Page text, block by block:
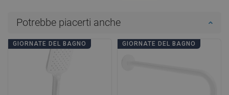
Potrebbe piacerti anche
GIORNATE DEL BAGNO GIORNATE DEL BAGNO